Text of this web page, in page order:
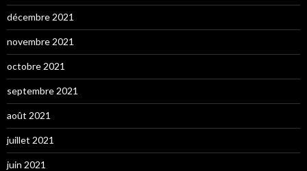
décembre 2021
novembre 2021
octobre 2021
septembre 2021
août 2021
juillet 2021
juin 2021